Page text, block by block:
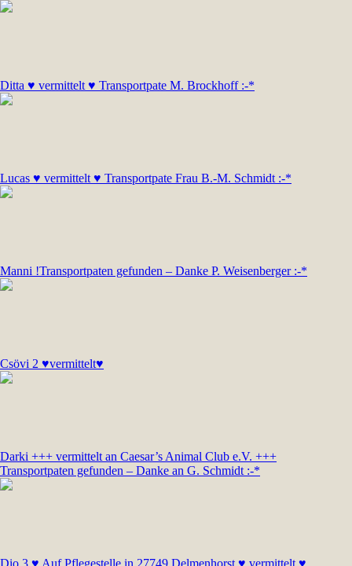
Ditta ♥ vermittelt ♥ Transportpate M. Brockhoff :-*
Lucas ♥ vermittelt ♥ Transportpate Frau B.-M. Schmidt :-*
Manni !Transportpaten gefunden – Danke P. Weisenberger :-*
Csövi 2 ♥vermittelt♥
Darki +++ vermittelt an Caesar’s Animal Club e.V. +++
Transportpaten gefunden – Danke an G. Schmidt :-*
Dio 3 ♥ Auf Pflegestelle in 27749 Delmenhorst ♥ vermittelt ♥